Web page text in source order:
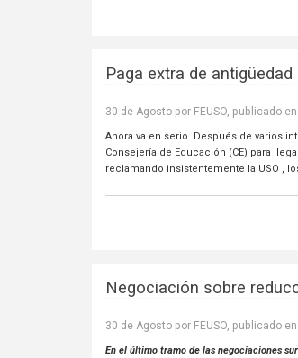
Paga extra de
30 de Agosto por FEUSO, publicado en
Ahora va en serio. Después de varios
Consejería de Educación (CE) para
reclamando insistentemente la USO ,
Negociación sobre
30 de Agosto por FEUSO, publicado en
En el último tramo de las negociaciones